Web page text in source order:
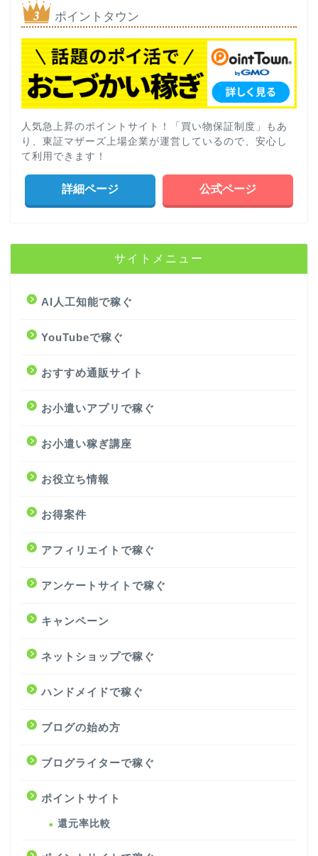
ポイントタウン
人気急上昇のポイントサイト！「買い物保証制度」もあ
り、東証マザーズ上場企業が運営しているので、安心し
て利用できます！
詳細ページ 公式ページ
サイトメニュー
AI人工知能で稼ぐ
YouTubeで稼ぐ
おすすめ通販サイト
お小遣いアプリで稼ぐ
お小遣い稼ぎ講座
お役立ち情報
お得案件
アフィリエイトで稼ぐ
アンケートサイトで稼ぐ
キャンペーン
ネットショップで稼ぐ
ハンドメイドで稼ぐ
ブログの始め方
ブログライターで稼ぐ
ポイントサイト
還元率比較